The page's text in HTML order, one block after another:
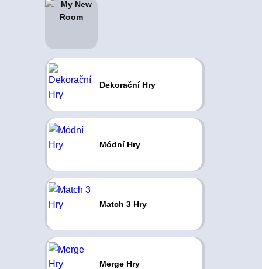
Dekorační Hry
Módní Hry
Match 3 Hry
Merge Hry